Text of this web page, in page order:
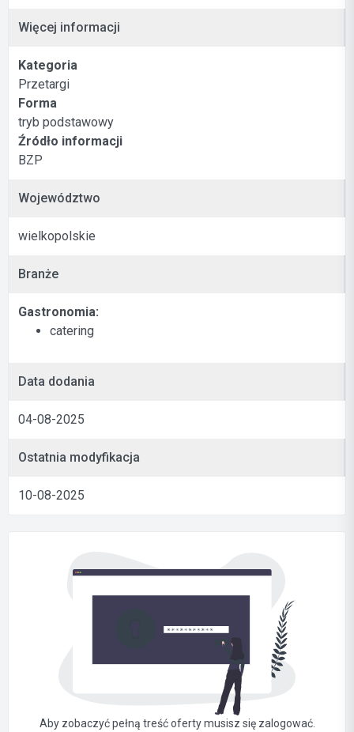
Więcej informacji
Kategoria
Przetargi
Forma
tryb podstawowy
Źródło informacji
BZP
Województwo
wielkopolskie
Branże
Gastronomia:
catering
Data dodania
04-08-2025
Ostatnia modyfikacja
10-08-2025
Aby zobaczyć pełną treść oferty musisz się zalogować.